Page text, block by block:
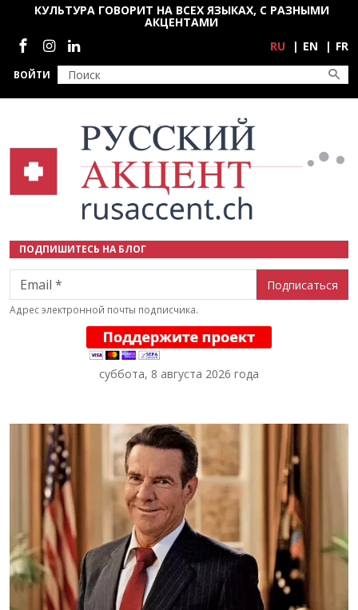
Перейти к основному содержанию
ВОЙТИ
КУЛЬТУРА ГОВОРИТ НА ВСЕХ ЯЗЫКАХ, С РАЗНЫМИ
АКЦЕНТАМИ
Социальные сети
RU EN FR
ПОДПИШИТЕСЬ НА БЛОГ
Email
Адрес электронной почты подписчика.
суббота, 8 августа 2026 года